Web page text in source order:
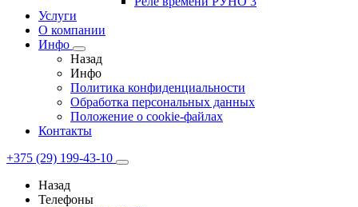
Услуги
О компании
Инфо
Назад
Инфо
Политика конфиденциальности
Обработка персональных данных
Положение о cookie-файлах
Контакты
+375 (29) 199-43-10
Назад
Телефоны